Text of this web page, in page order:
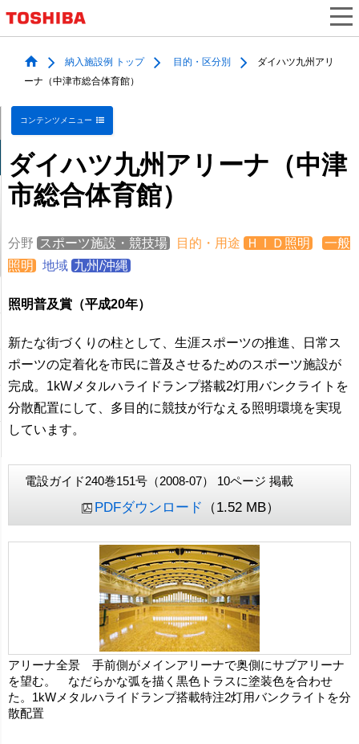
納入施設例 トップ 目的・区分別
ダイハツ九州アリ
ーナ（中津市総合体育館）
コンテンツメニュー
ダイハツ九州アリーナ（中津
市総合体育館）
分野 スポーツ施設・競技場 目的・用途 ＨＩＤ照明
一般
照明
地域 九州/沖縄
照明普及賞（平成20年）
新たな街づくりの柱として、生涯スポーツの推進、日常ス
ポーツの定着化を市民に普及させるためのスポーツ施設が
完成。1kWメタルハライドランプ搭載2灯用バンクライトを
分散配置にして、多目的に競技が行なえる照明環境を実現
しています。
電設ガイド240巻151号（2008-07） 10ページ 掲載
PDFダウンロード （1.52 MB）
アリーナ全景 手前側がメインアリーナで奥側にサブアリーナ
を望む。 なだらかな弧を描く黒色トラスに塗装色を合わせ
た。1kWメタルハライドランプ搭載特注2灯用バンクライトを分
散配置